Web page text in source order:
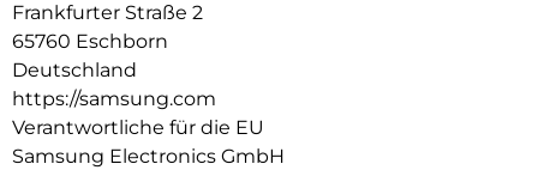
Frankfurter Straße 2
65760 Eschborn
Deutschland
https://samsung.com
Verantwortliche für die EU
Samsung Electronics GmbH